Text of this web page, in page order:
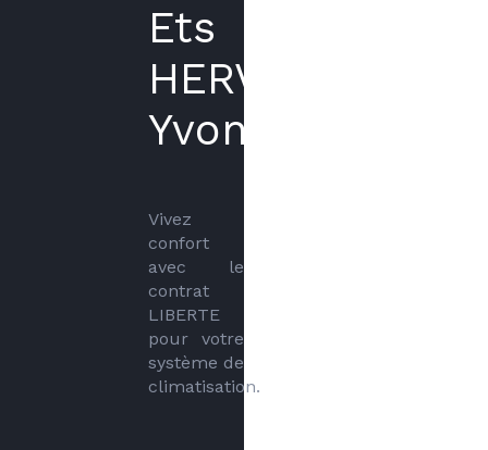
Ets
HERVOUET
Yvon
Vivez
confort
avec le
contrat
LIBERTE
pour votre
système de
climatisation.